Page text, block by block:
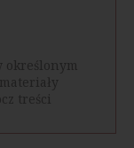
określonym
treści